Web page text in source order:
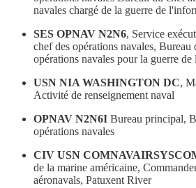
navales chargé de la guerre de
SES OPNAV N2N6, Service
chef des opérations navales, Bureau
opérations navales pour la guerre
USN NIA WASHINGTON DC,
Activité de renseignement naval
OPNAV N2N6I Bureau principal,
opérations navales
CIV USN
de la marine américaine,
aéronavals, Patuxent River